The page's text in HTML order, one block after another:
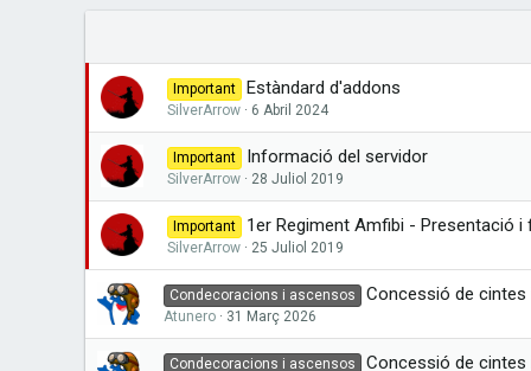
Important Estàndard d'addons
SilverArrow 6 Abril 2024
Important Informació del servidor
SilverArrow 28 Juliol 2019
Important 1er Regiment Amfibi - Presentació
SilverArrow 25 Juliol 2019
Condecoracions i ascensos Concessió de cintes
Atunero 31 Març 2026
Condecoracions i ascensos Concessió de cintes